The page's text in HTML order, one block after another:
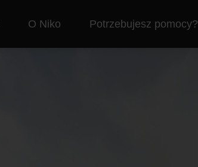
O Niko Potrzebujesz pomocy?